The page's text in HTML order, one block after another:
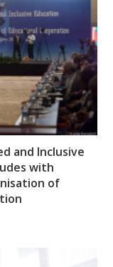
and Inclusive
with
of